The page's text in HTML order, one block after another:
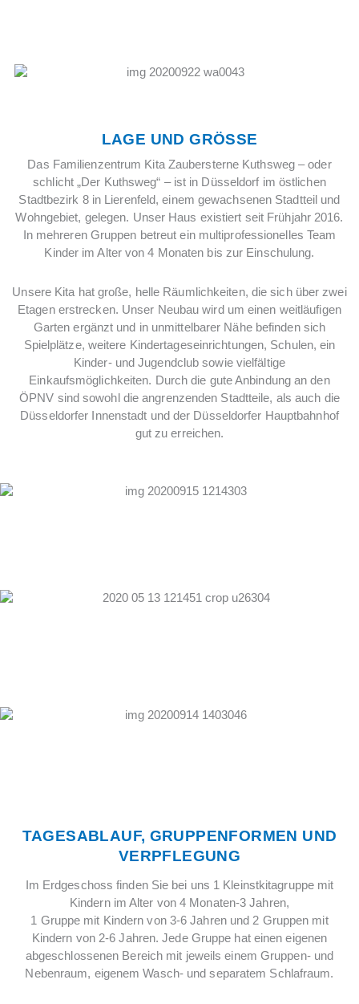
LAGE UND GRÖSSE
Das Familienzentrum Kita Zaubersterne Kuthsweg – oder
schlicht „Der Kuthsweg“ – ist in Düsseldorf im östlichen
Stadtbezirk 8 in Lierenfeld, einem gewachsenen Stadtteil und
Wohngebiet, gelegen. Unser Haus existiert seit Frühjahr 2016.
In mehreren Gruppen betreut ein multiprofessionelles Team
Kinder im Alter von 4 Monaten bis zur Einschulung.
Unsere Kita hat große, helle Räumlichkeiten, die sich über zwei
Etagen erstrecken. Unser Neubau wird um einen weitläufigen
Garten ergänzt und in unmittelbarer Nähe befinden sich
Spielplätze, weitere Kindertageseinrichtungen, Schulen, ein
Kinder- und Jugendclub sowie vielfältige
Einkaufsmöglichkeiten. Durch die gute Anbindung an den
ÖPNV sind sowohl die angrenzenden Stadtteile, als auch die
Düsseldorfer Innenstadt und der Düsseldorfer Hauptbahnhof
gut zu erreichen.
TAGESABLAUF, GRUPPENFORMEN UND
VERPFLEGUNG
Im Erdgeschoss finden Sie bei uns 1 Kleinstkitagruppe mit
Kindern im Alter von 4 Monaten-3 Jahren,
1 Gruppe mit Kindern von 3-6 Jahren und 2 Gruppen mit
Kindern von 2-6 Jahren. Jede Gruppe hat einen eigenen
abgeschlossenen Bereich mit jeweils einem Gruppen- und
Nebenraum, eigenem Wasch- und separatem Schlafraum.